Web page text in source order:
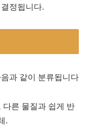
정됩니다.
과 같이 분류됩니다
다른 물질과 쉽게 반
.